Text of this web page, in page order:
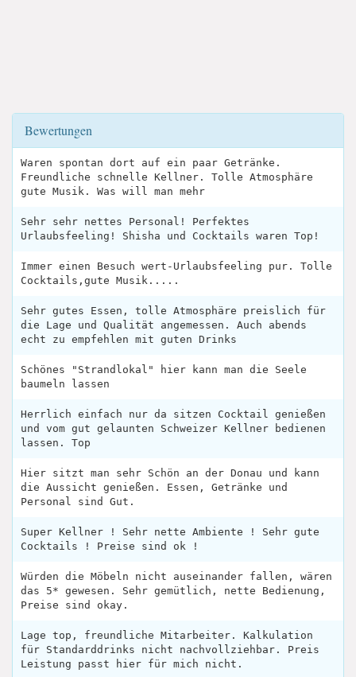
Bewertungen
Waren spontan dort auf ein paar Getränke.
Freundliche schnelle Kellner. Tolle Atmosphäre
gute Musik. Was will man mehr
Sehr sehr nettes Personal! Perfektes
Urlaubsfeeling! Shisha und Cocktails waren Top!
Immer einen Besuch wert-Urlaubsfeeling pur. Tolle
Cocktails,gute Musik.....
Sehr gutes Essen, tolle Atmosphäre preislich für
die Lage und Qualität angemessen. Auch abends
echt zu empfehlen mit guten Drinks
Schönes "Strandlokal" hier kann man die Seele
baumeln lassen
Herrlich einfach nur da sitzen Cocktail genießen
und vom gut gelaunten Schweizer Kellner bedienen
lassen. Top
Hier sitzt man sehr Schön an der Donau und kann
die Aussicht genießen. Essen, Getränke und
Personal sind Gut.
Super Kellner ! Sehr nette Ambiente ! Sehr gute
Cocktails ! Preise sind ok !
Würden die Möbeln nicht auseinander fallen, wären
das 5* gewesen. Sehr gemütlich, nette Bedienung,
Preise sind okay.
Lage top, freundliche Mitarbeiter. Kalkulation
für Standarddrinks nicht nachvollziehbar. Preis
Leistung passt hier für mich nicht.